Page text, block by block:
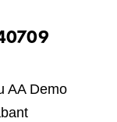
AA Demo